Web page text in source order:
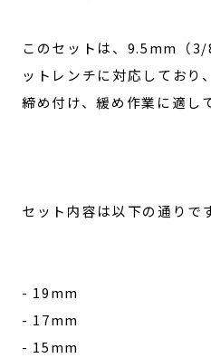
このセットは、9.5mm（
ットレンチに対応しており
締め付け、緩め作業に適し
セット内容は以下の通りで
- 19mm
- 17mm
- 15mm